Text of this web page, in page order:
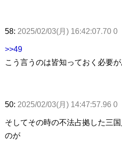
58: 2025/02/03(月) 16:42:07.70 0
>>49
こう言うのは皆知っておく必要
50: 2025/02/03(月) 14:47:57.96 0
そしてその時の不法占拠した三
のが